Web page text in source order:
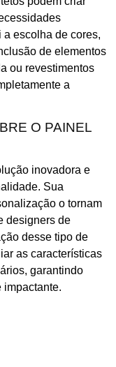
escolha de cores,
de elementos
ou revestimentos
a
O PAINEL
inovadora e
Sua
o tornam
designers de
desse tipo de
as características
garantindo
impactante.